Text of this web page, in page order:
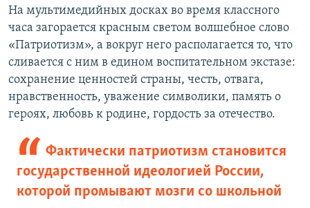
На мультимедийных досках во время классного
часа загорается красным светом волшебное слово
«Патриотизм», а вокруг него располагается то, что
сливается с ним в едином воспитательном экстазе:
сохранение ценностей страны, честь, отвага,
нравственность, уважение символики, память о
героях, любовь к родине, гордость за отечество.
Фактически патриотизм становится
государственной идеологией России,
которой промывают мозги со школьной